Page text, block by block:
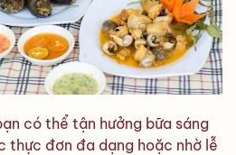
có thể tận hưởng bữa sáng
thực đơn đa dạng hoặc nhờ lễ